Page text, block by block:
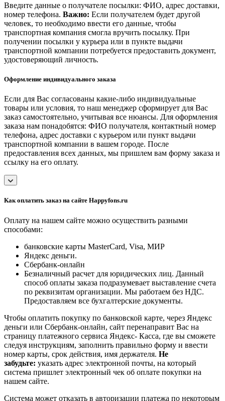
Введите данные о получателе посылки: ФИО, адрес доставки,
номер телефона. Важно: Если получателем будет другой
человек, то необходимо ввести его данные, чтобы
транспортная компания смогла вручить посылку. При
получении посылки у курьера или в пункте выдачи
транспортной компании потребуется предоставить документ,
удостоверяющий личность.
Оформление индивидуального заказа
Если для Вас согласованы какие-либо индивидуальные
товары или условия, то наш менеджер сформирует для Вас
заказ самостоятельно, учитывая все нюансы. Для оформления
заказа нам понадобятся: ФИО получателя, контактный номер
телефона, адрес доставки с курьером или пункт выдачи
транспортной компании в вашем городе. После
предоставления всех данных, мы пришлем вам форму заказа и
ссылку на его оплату.
Как оплатить заказ на сайте Happyfons.ru
Оплату на нашем сайте можно осуществить разными
способами:
банковские карты MasterCard, Visa, МИР
Яндекс деньги.
Сбербанк-онлайн
Безналичный расчет для юридических лиц. Данный
способ оплаты заказа подразумевает выставление счета
по реквизитам организации. Мы работаем без НДС.
Предоставляем все бухгалтерские документы.
Чтобы оплатить покупку по банковской карте, через Яндекс
деньги или Сбербанк-онлайн, сайт перенаправит Вас на
страницу платежного сервиса Яндекс- Касса, где вы сможете
следуя инструкциям, заполнить правильно форму и ввести
номер карты, срок действия, имя держателя. Не
забудьте: указать адрес электронной почты, на который
система пришлет электронный чек об оплате покупки на
нашем сайте.
Система может отказать в авторизации платежа по некоторым